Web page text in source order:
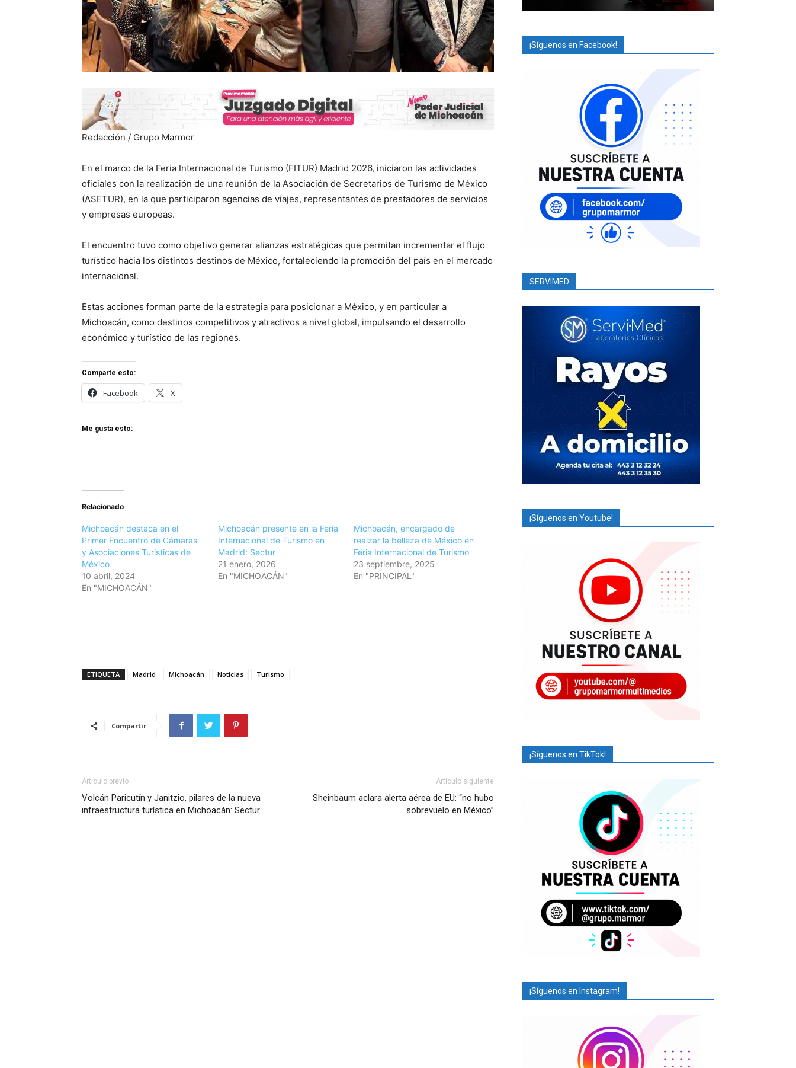
Redacción / Grupo Marmor
En el marco de la Feria Internacional de Turismo (FITUR) Madrid 2026, iniciaron las actividades
oficiales con la realización de una reunión de la Asociación de Secretarios de Turismo de México
(ASETUR), en la que participaron agencias de viajes, representantes de prestadores de servicios
y empresas europeas.
El encuentro tuvo como objetivo generar alianzas estratégicas que permitan incrementar el flujo
turístico hacia los distintos destinos de México, fortaleciendo la promoción del país en el mercado
internacional.
Estas acciones forman parte de la estrategia para posicionar a México, y en particular a
Michoacán, como destinos competitivos y atractivos a nivel global, impulsando el desarrollo
económico y turístico de las regiones.
Comparte esto:
Facebook X
Me gusta esto:
Relacionado
Michoacán destaca en el
Primer Encuentro de Cámaras
y Asociaciones Turísticas de
México
10 abril, 2024
En "MICHOACÁN"
Michoacán presente en la Feria
Internacional de Turismo en
Madrid: Sectur
21 enero, 2026
En "MICHOACÁN"
Michoacán, encargado de
realzar la belleza de México en
Feria Internacional de Turismo
23 septiembre, 2025
En "PRINCIPAL"
ETIQUETA Madrid Michoacán Noticias Turismo
Compartir
Artículo previo
Volcán Paricutín y Janitzio, pilares de la nueva
infraestructura turística en Michoacán: Sectur
Artículo siguiente
Sheinbaum aclara alerta aérea de EU: “no hubo
sobrevuelo en México”
¡Síguenos en Facebook!
SERVIMED
¡Síguenos en Youtube!
¡Síguenos en TikTok!
¡Síguenos en Instagram!